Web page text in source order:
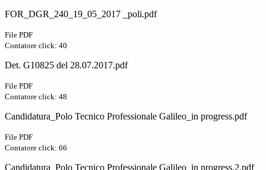
FOR_DGR_240_19_05_2017 _poli.pdf
File PDF
Contatore click: 40
Det. G10825 del 28.07.2017.pdf
File PDF
Contatore click: 48
Candidatura_Polo Tecnico Professionale Galileo_in progress.pdf
File PDF
Contatore click: 66
Candidatura_Polo Tecnico Professionale Galileo_in progress.2.pdf